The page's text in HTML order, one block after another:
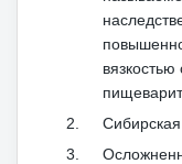
Сибирская